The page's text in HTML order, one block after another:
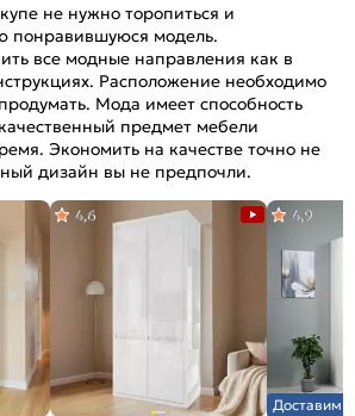
не нужно торопиться и
понравившуюся модель.
все модные направления как в
Расположение необходимо
Мода имеет способность
предмет мебели
Экономить на качестве точно не
дизайн вы не предпочли.
4,6
Доставим
4,9